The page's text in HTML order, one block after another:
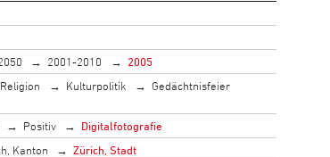
2001-2010
2005
Kulturpolitik
Gedächtnisfeier
Positiv
Digitalfotografie
Kanton
Zürich, Stadt